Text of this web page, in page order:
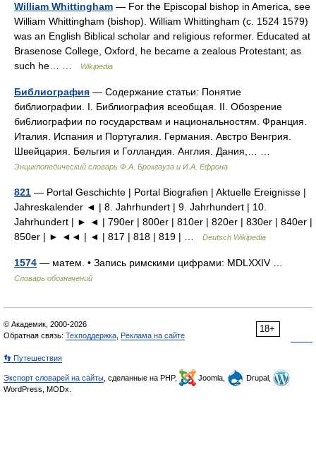
William Whittingham — For the Episcopal bishop in America, see
William Whittingham (bishop). William Whittingham (c. 1524 1579)
was an English Biblical scholar and religious reformer. Educated at
Brasenose College, Oxford, he became a zealous Protestant; as
such he… …
Wikipedia
Библиография — Содержание статьи: Понятие
библиографии. I. Библиография всеобщая. II. Обозрение
би6лиографии по государствам и национальностям. Франция.
Италия. Испания и Португалия. Германия. Австро Венгрия.
Швейцария. Бельгия и Голландия. Англия. Дания,… …
Энциклопедический словарь Ф.А. Брокгауза и И.А. Ефрона
821 — Portal Geschichte | Portal Biografien | Aktuelle Ereignisse |
Jahreskalender ◄ | 8. Jahrhundert | 9. Jahrhundert | 10.
Jahrhundert | ► ◄ | 790er | 800er | 810er | 820er | 830er | 840er |
850er | ► ◄◄ | ◄ | 817 | 818 | 819 | …
Deutsch Wikipedia
1574 — матем. • Запись римскими цифрами: MDLXXIV …
Словарь обозначений
18+
© Академик, 2000-2026
Обратная связь: Техподдержка Реклама на сайте
👣 Путешествия
Экспорт словарей на сайты , сделанные на PHP, Joomla,
Drupal,
WordPress, MODx.